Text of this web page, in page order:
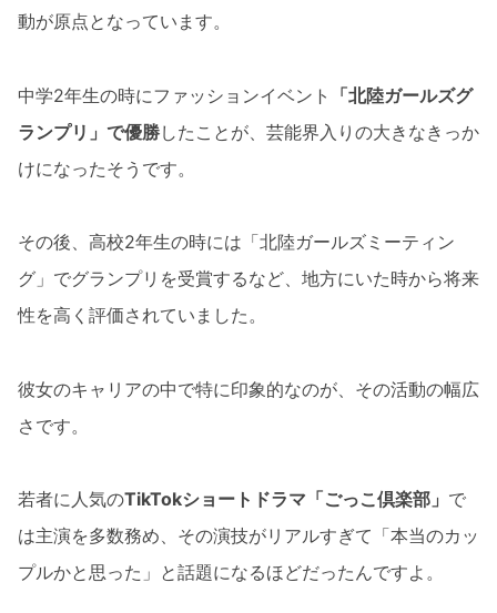
動が原点となっています。
中学2年生の時にファッションイベント
「北陸ガールズグ
ランプリ」で優勝したことが、芸能界入りの大きなきっか
けになったそうです。
その後、高校2年生の時には「北陸ガールズミーティン
グ」でグランプリを受賞するなど、地方にいた時から将来
性を高く評価されていました。
彼女のキャリアの中で特に印象的なのが、その活動の幅広
さです。
若者に人気のTikTokショートドラマ「ごっこ倶楽部」 で
は主演を多数務め、その演技がリアルすぎて「本当のカッ
プルかと思った」と話題になるほどだったんですよ。